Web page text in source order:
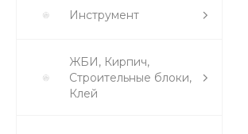
Инструмент
ЖБИ, Кирпич,
Строительные блоки,
Клей